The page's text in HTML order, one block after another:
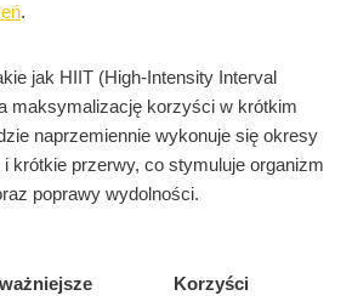
.
jak HIIT (High-Intensity Interval
maksymalizację korzyści w krótkim
naprzemiennie wykonuje się okresy
i krótkie przerwy, co stymuluje organizm
poprawy wydolności.
Korzyści